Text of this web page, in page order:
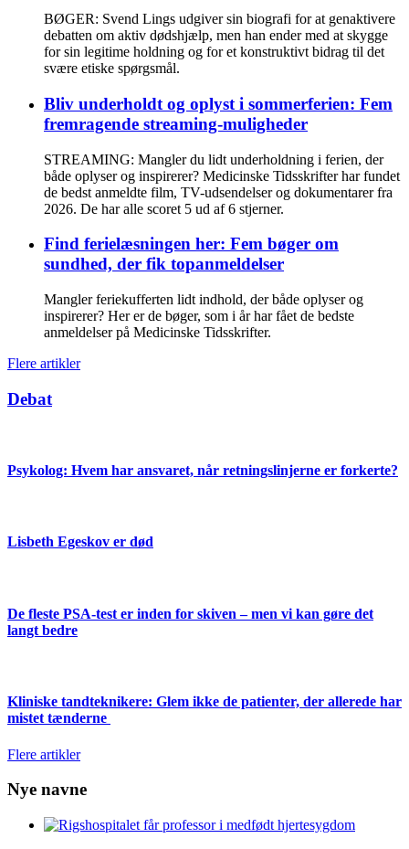
BØGER: Svend Lings udgiver sin biografi for at genaktivere
debatten om aktiv dødshjælp, men han ender med at skygge
for sin legitime holdning og for et konstruktivt bidrag til det
svære etiske spørgsmål.
Bliv underholdt og oplyst i sommerferien: Fem
fremragende streaming-muligheder
STREAMING: Mangler du lidt underholdning i ferien, der
både oplyser og inspirerer? Medicinske Tidsskrifter har fundet
de bedst anmeldte film, TV-udsendelser og dokumentarer fra
2026. De har alle scoret 5 ud af 6 stjerner.
Find ferielæsningen her: Fem bøger om
sundhed, der fik topanmeldelser
Mangler feriekufferten lidt indhold, der både oplyser og
inspirerer? Her er de bøger, som i år har fået de bedste
anmeldelser på Medicinske Tidsskrifter.
Flere artikler
Debat
Psykolog: Hvem har ansvaret, når retningslinjerne er forkerte?
Lisbeth Egeskov er død
De fleste PSA-test er inden for skiven – men vi kan gøre det
langt bedre
Kliniske tandteknikere: Glem ikke de patienter, der allerede har
mistet tænderne
Flere artikler
Nye navne